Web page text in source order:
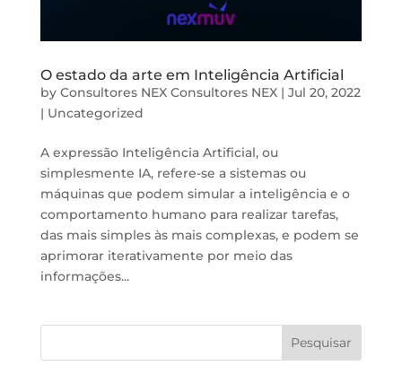
O estado da arte em Inteligência Artificial
by Consultores NEX Consultores NEX| Jul 20, 2022
| Uncategorized
A expressão Inteligência Artificial, ou
simplesmente IA, refere-se a sistemas ou
máquinas que podem simular a inteligência e o
comportamento humano para realizar tarefas,
das mais simples às mais complexas, e podem se
aprimorar iterativamente por meio das
informações...
Pesquisar